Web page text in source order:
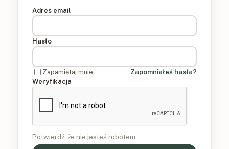
Adres email
Hasło
Zapamiętaj mnie
Zapomniałeś hasła?
Weryfikacja
Potwierdź, że nie jesteś robotem.